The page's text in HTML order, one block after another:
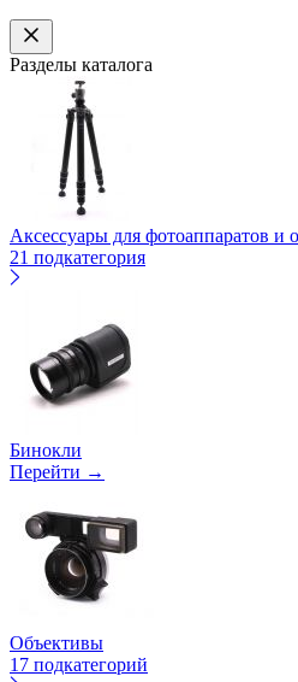
Разделы каталога
Аксессуары для фотоаппаратов и
21 подкатегория
Бинокли
Перейти →
Объективы
17 подкатегорий